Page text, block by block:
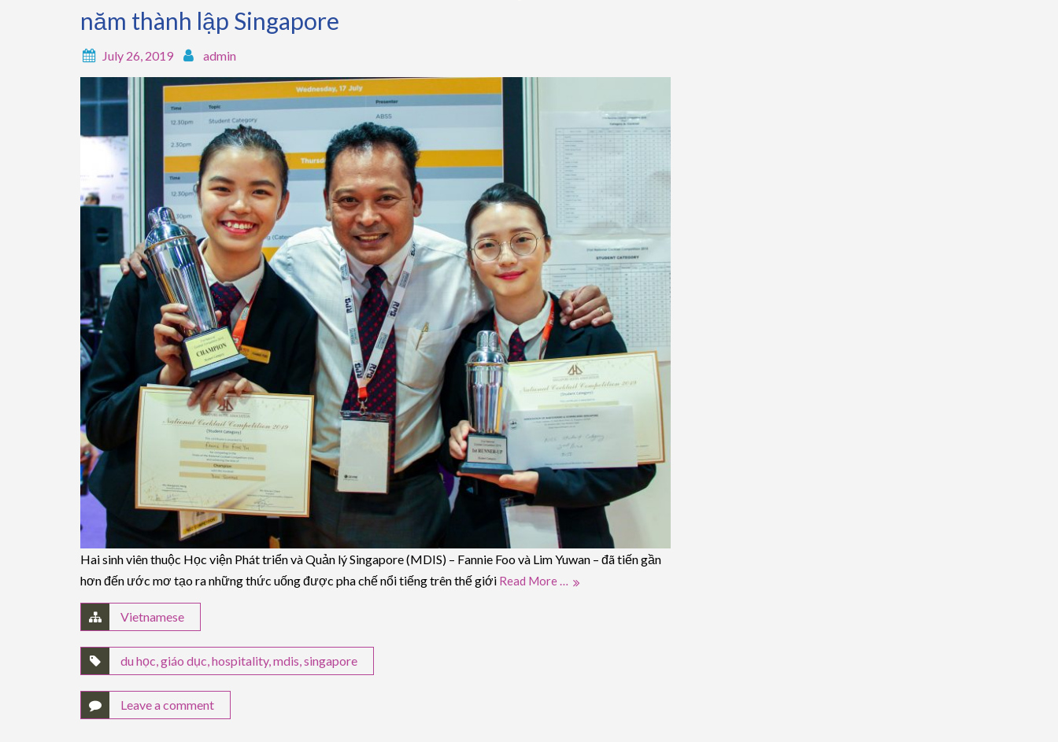
năm thành lập Singapore
July 26, 2019 admin
Hai sinh viên thuộc Học viện Phát triển và Quản lý Singapore (MDIS) – Fannie Foo và Lim Yuwan – đã tiến gần
hơn đến ước mơ tạo ra những thức uống được pha chế nổi tiếng trên thế giới Read More …
Vietnamese
du học,giáo dục,hospitality,mdis,singapore
Leave a comment